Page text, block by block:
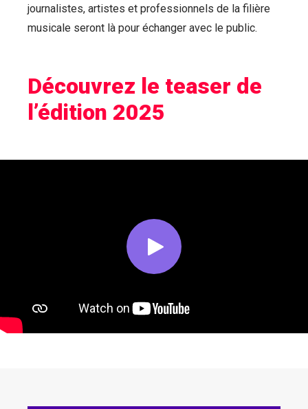
journalistes, artistes et professionnels de la filière
musicale seront là pour échanger avec le public.
Découvrez le teaser de
l’édition 2025